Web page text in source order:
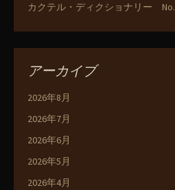
カクテル・ディクショナリー
アーカイブ
2026年8月
2026年7月
2026年6月
2026年5月
2026年4月